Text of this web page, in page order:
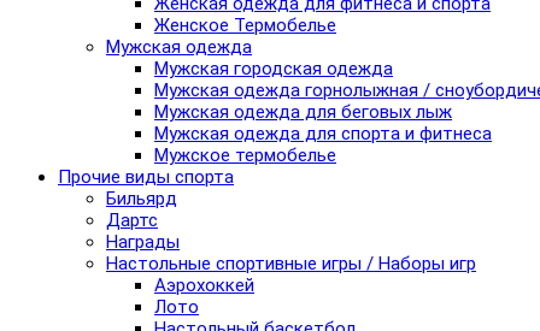
Женское Термобелье
Мужская одежда
Мужская городская одежда
Мужская одежда горнолыжная /
Мужская одежда для беговых лыж
Мужская одежда для спорта и фитнеса
Мужское термобелье
Прочие виды спорта
Бильярд
Дартс
Награды
Настольные спортивные игры / Наборы игр
Аэрохоккей
Лото